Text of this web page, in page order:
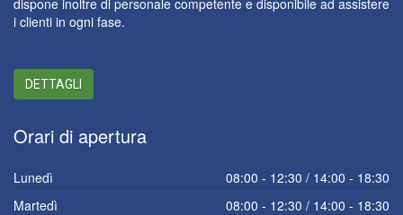
dispone inoltre di personale competente e disponibile ad assistere
i clienti in ogni fase.
DETTAGLI
Orari di apertura
Lunedì
08:00 - 12:30 / 14:00 - 18:30
Martedì
08:00 - 12:30 / 14:00 - 18:30